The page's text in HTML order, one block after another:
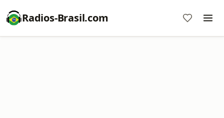
Radios-Brasil.com